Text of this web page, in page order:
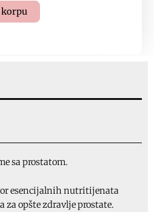
korpu
sa prostatom.
esencijalnih nutritijenata
za opšte zdravlje prostate.